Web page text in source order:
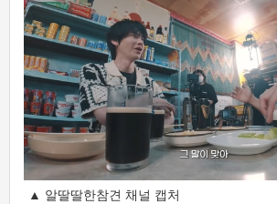
▲ 알딸딸한참견 채널 캡처